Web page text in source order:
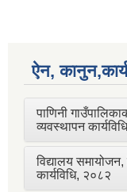
ऐन,
पाणिनी
व्यवस्थापन
विद्यालय
कार्यविधि, २०८२